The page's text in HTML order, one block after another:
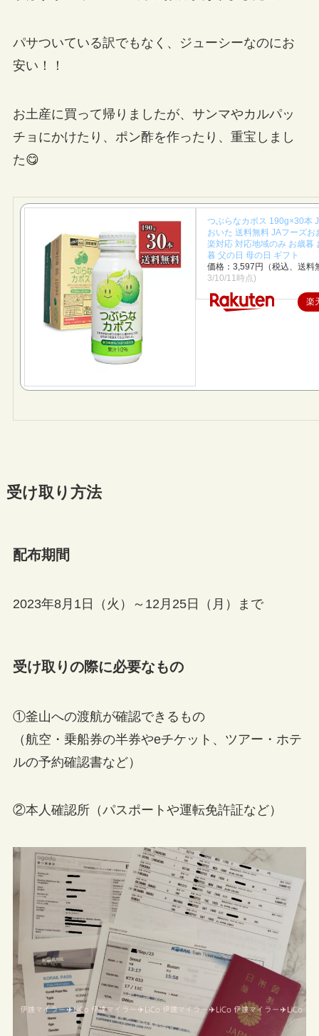
パサついている訳でもなく、ジューシーなのにお
安い！！
お土産に買って帰りましたが、サンマやカルパッ
チョにかけたり、ポン酢を作ったり、重宝しまし
た😋
つぶらなカボス 190g×30本
おいた 送料無料 JAフーズお
楽対応 対応地域のみ お歳暮
暮 父の日 母の日 ギフト
価格：3,597円（税込、送料
3/10/11時点)
楽
受け取り方法
配布期間
2023年8月1日（火）～12月25日（月）まで
受け取りの際に必要なもの
①釜山への渡航が確認できるもの
（航空・乗船券の半券やeチケット、ツアー・ホテ
ルの予約確認書など）
②本人確認所（パスポートや運転免許証など）